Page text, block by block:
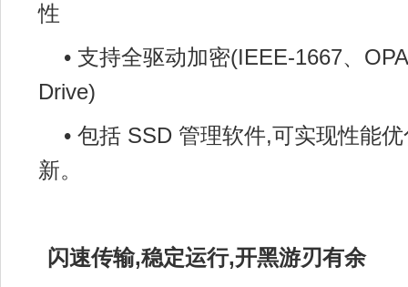
性
• 支持全驱动加密(IEEE-1667、
Drive)
• 包括 SSD 管理软件,可实现性能
新。
闪速传输,稳定运行,开黑游刃有余